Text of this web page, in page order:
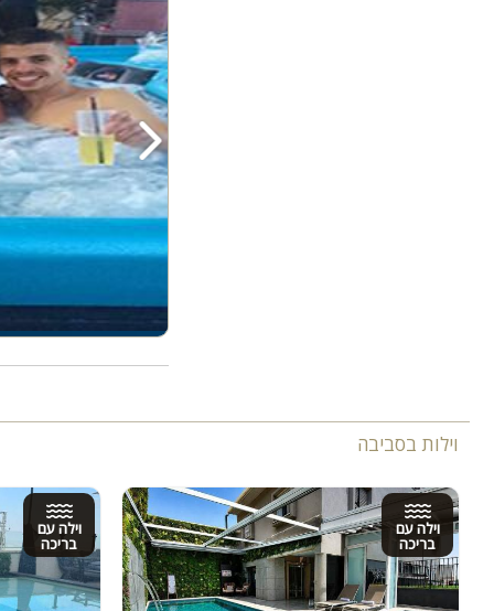
וילות בסביבה
וילה עם
בריכה
וילה עם
בריכה